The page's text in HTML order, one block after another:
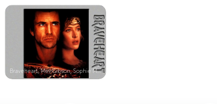
Braveheart, Mel Gibson, Sophie Marc...